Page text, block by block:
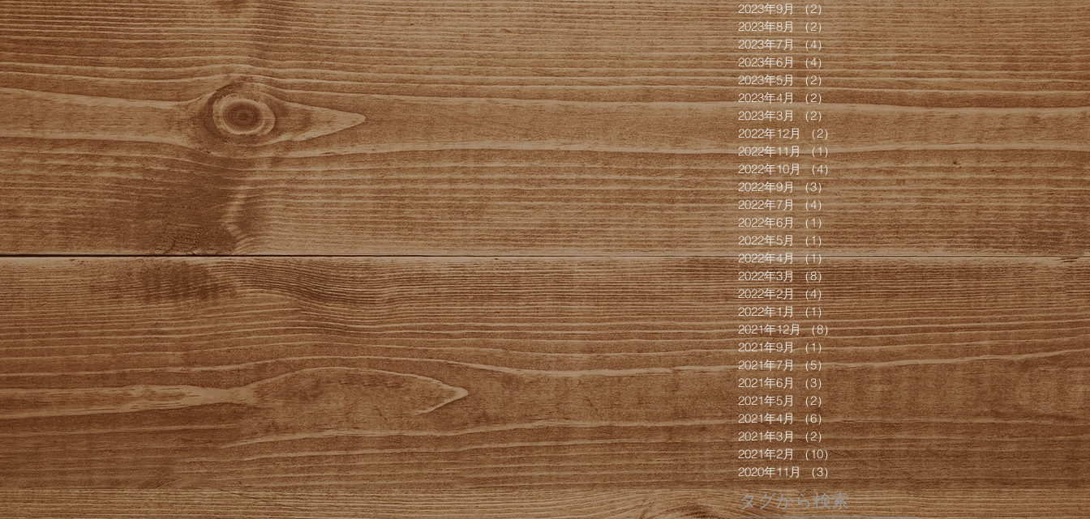
2023年9月 （2）2件の記事
2023年8月 （2）2件の記事
2023年7月 （4）4件の記事
2023年6月 （4）4件の記事
2023年5月 （2）2件の記事
2023年4月 （2）2件の記事
2023年3月 （2）2件の記事
2022年12月 （2）2件の記事
2022年11月 （1）1件の記事
2022年10月 （4）4件の記事
2022年9月 （3）3件の記事
2022年7月 （4）4件の記事
2022年6月 （1）1件の記事
2022年5月 （1）1件の記事
2022年4月 （1）1件の記事
2022年3月 （8）8件の記事
2022年2月 （4）4件の記事
2022年1月 （1）1件の記事
2021年12月 （8）8件の記事
2021年9月 （1）1件の記事
2021年7月 （5）5件の記事
2021年6月 （3）3件の記事
2021年5月 （2）2件の記事
2021年4月 （6）6件の記事
2021年3月 （2）2件の記事
2021年2月 （10）10件の記事
2020年11月 （3）3件の記事
タグから検索